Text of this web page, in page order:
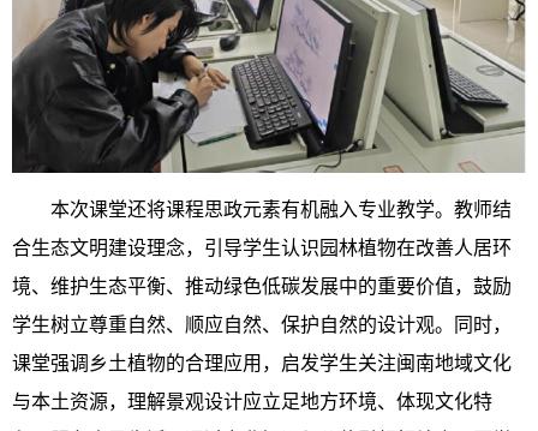
本次课堂还将课程思政元素有机融入专业教学。教师结
合生态文明建设理念，引导学生认识园林植物在改善人居环
境、维护生态平衡、推动绿色低碳发展中的重要价值，鼓励
学生树立尊重自然、顺应自然、保护自然的设计观。同时，
课堂强调乡土植物的合理应用，启发学生关注闽南地域文化
与本土资源，理解景观设计应立足地方环境、体现文化特